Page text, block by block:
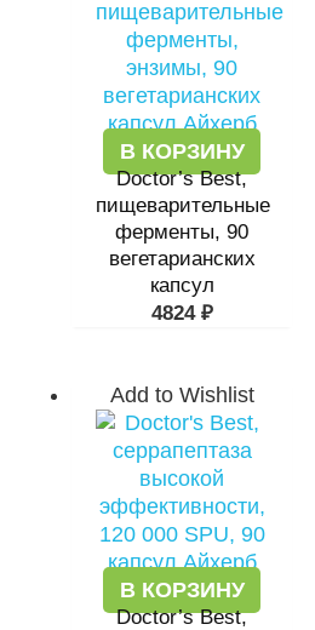
В КОРЗИНУ
Doctor’s Best,
пищеварительные
ферменты, 90
вегетарианских
капсул
4824 ₽
Add to Wishlist
В КОРЗИНУ
Doctor’s Best,